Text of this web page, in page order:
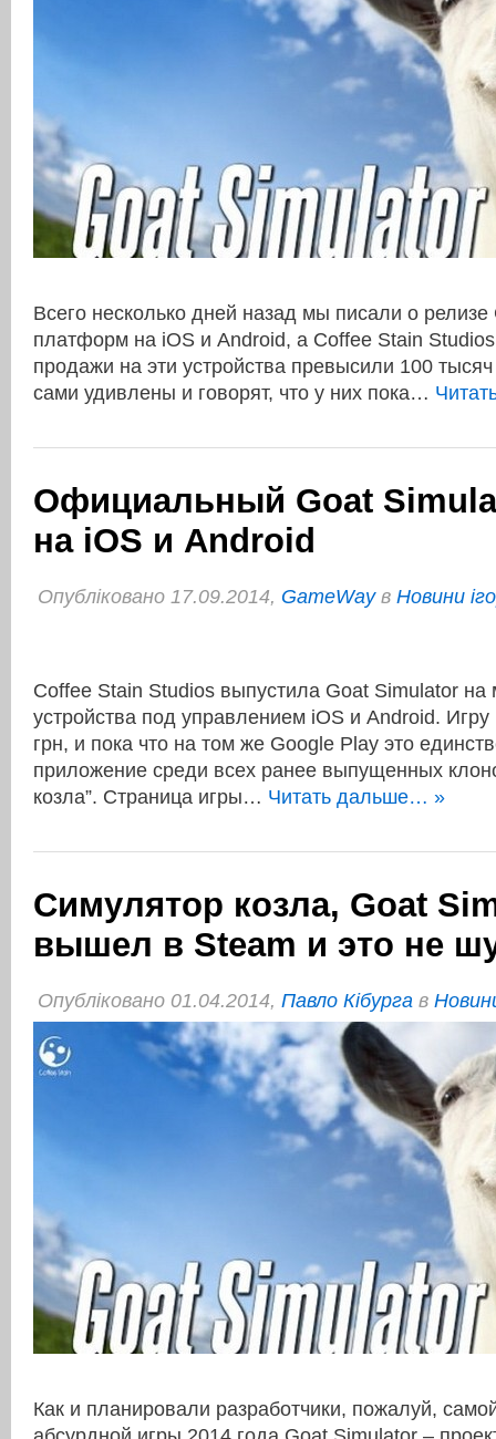
Всего несколько дней назад мы писали о
платформ на iOS и Android, а Coffee Stain
продажи на эти устройства превысили 100
сами удивлены и говорят, что у них пока…
Официальный Goat
на iOS и Android
Опубліковано 17.09.2014, GameWayв Новини
Coffee Stain Studios выпустила Goat Simulator
устройства под управлением iOS и Android. Игру
грн, и пока что на том же Google Play это
приложение среди всех ранее выпущенных
козла”. Cтраница игры… Читать дальше… »
Симулятор козла, Goat
вышел в Steam и это не
Опубліковано 01.04.2014, Павло Кібурга в
Как и планировали разработчики, пожалуй,